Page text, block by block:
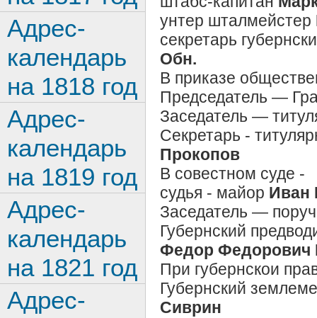
унтер шталмейстер
секретарь
Обн.
В приказе
Председатель —
Заседатель —
Секретарь -
Прокопов
В совестном суде -
судья - майор Иван
Заседатель —
Губернский
Федор Федорович
При губернскои
Губернский
Сиврин
Адрес-
календарь
на 1818 год
Адрес-
календарь
на 1819 год
Адрес-
календарь
на 1821 год
Адрес-